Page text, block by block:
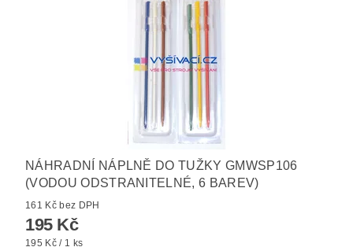
NÁHRADNÍ NÁPLNĚ DO TUŽKY GMWSP106
(VODOU ODSTRANITELNÉ, 6 BAREV)
161 Kč bez DPH
195 Kč
195 Kč / 1 ks